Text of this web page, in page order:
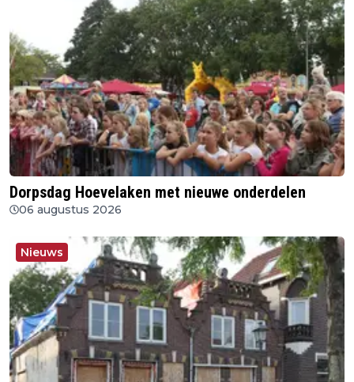
Dorpsdag Hoevelaken met nieuwe onderdelen
06 augustus 2026
Nieuws